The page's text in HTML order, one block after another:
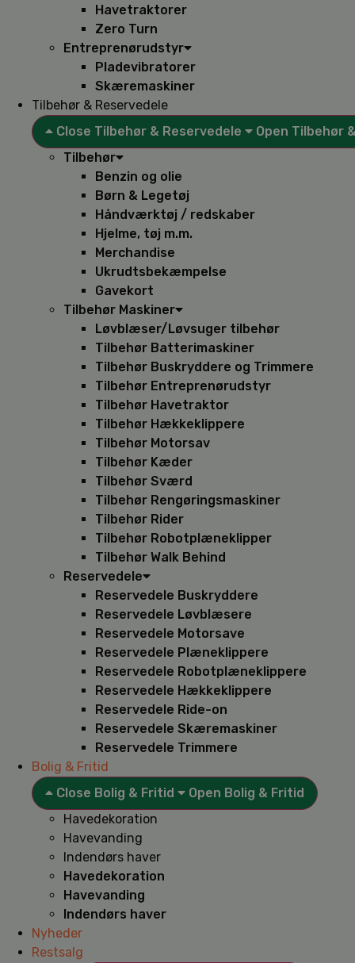
Havetraktorer
Zero Turn
Entreprenørudstyr
Pladevibratorer
Skæremaskiner
Tilbehør & Reservedele
Close Tilbehør & Reservedele
Open Tilbehør
Tilbehør
Benzin og olie
Børn & Legetøj
Håndværktøj / redskaber
Hjelme, tøj m.m.
Merchandise
Ukrudtsbekæmpelse
Gavekort
Tilbehør Maskiner
Løvblæser/Løvsuger tilbehør
Tilbehør Batterimaskiner
Tilbehør Buskryddere og Trimmere
Tilbehør Entreprenørudstyr
Tilbehør Havetraktor
Tilbehør Hækkeklippere
Tilbehør Motorsav
Tilbehør Kæder
Tilbehør Sværd
Tilbehør Rengøringsmaskiner
Tilbehør Rider
Tilbehør Robotplæneklipper
Tilbehør Walk Behind
Reservedele
Reservedele Buskryddere
Reservedele Løvblæsere
Reservedele Motorsave
Reservedele Plæneklippere
Reservedele Robotplæneklippere
Reservedele Hækkeklippere
Reservedele Ride-on
Reservedele Skæremaskiner
Reservedele Trimmere
Bolig & Fritid
Close Bolig & Fritid
Open Bolig & Fritid
Havedekoration
Havevanding
Indendørs haver
Havedekoration
Havevanding
Indendørs haver
Nyheder
Restsalg